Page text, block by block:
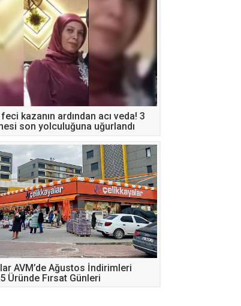
kazanın ardından acı veda! 3
son yolculuğuna uğurlandı
AVM’de Ağustos İndirimleri
Üründe Fırsat Günleri